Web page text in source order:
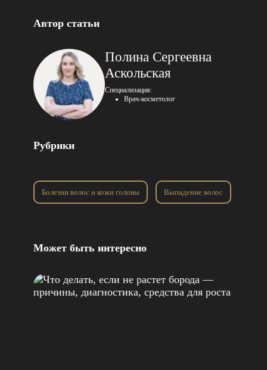
Автор статьи
Полина Сергеевна
Аскольская
Специализация:
Врач-косметолог
Рубрики
Болезни волос и кожи головы Выпадение волос
Может быть интересно